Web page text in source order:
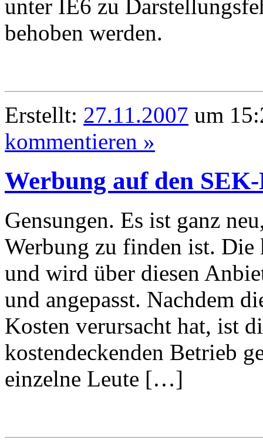
unter IE6 zu
behoben werden.
Erstellt: 27.11.2007 um
kommentieren »
Werbung auf den SEK-
Gensungen. Es ist ganz
Werbung zu finden ist. Die
und wird über diesen
und angepasst. Nachdem
Kosten verursacht hat, ist
kostendeckenden Betrieb
einzelne Leute […]